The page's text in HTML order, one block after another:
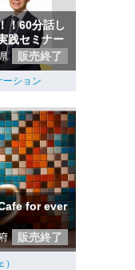
！60分話し
践セミナー
販売終了
ーション
for ever
販売終了